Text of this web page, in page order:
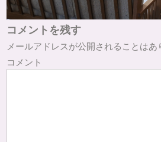
コメントを残す
メールアドレスが公開されることはあ
コメント